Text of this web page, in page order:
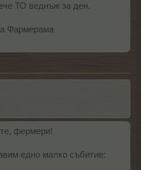
ТО веднъж за ден.​
Фармерама​
фермери!
едно малко събитие: